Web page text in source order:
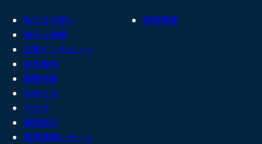
私たちの想い
強みと実績
企業インタビュー
会社案内
業務内容
お知らせ
ブログ
事例紹介
業界情報レポート
採用情報